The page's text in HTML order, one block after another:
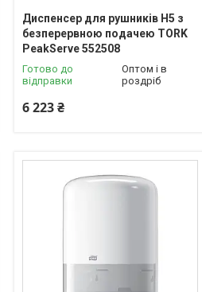
Диспенсер для рушників H5 з
безперервною подачею TORK
PeakServe 552508
Готово до
відправки
Оптом і в
роздріб
6 223 ₴